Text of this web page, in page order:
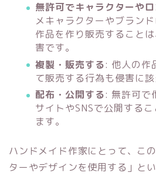
無許可でキャラクターや
メキャラクターやブラン
作品を作り販売すること
害です。
複製・販売する: 他人の作
て販売する行為も侵害に該
配布・公開する: 無許可で
サイトやSNSで公開する
ます。
ハンドメイド作家にとって、こ
ターやデザインを使用する」と